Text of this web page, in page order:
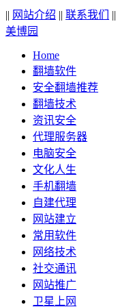
|| 网站介绍 || 联系我们 ||
美博园
Home
翻墙软件
安全翻墙推荐
翻墙技术
资讯安全
代理服务器
电脑安全
文化人生
手机翻墙
自建代理
网站建立
常用软件
网络技术
社交通讯
网站推广
卫星上网